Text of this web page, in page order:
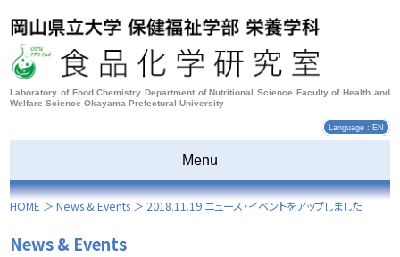
Laboratory of Food Chemistry Department of Nutritional Science Faculty of Health and
Welfare Science Okayama Prefectural University
Language : EN
Menu
HOME ＞News & Events ＞ 2018.11.19 ニュース・イベントをアップしました
News & Events